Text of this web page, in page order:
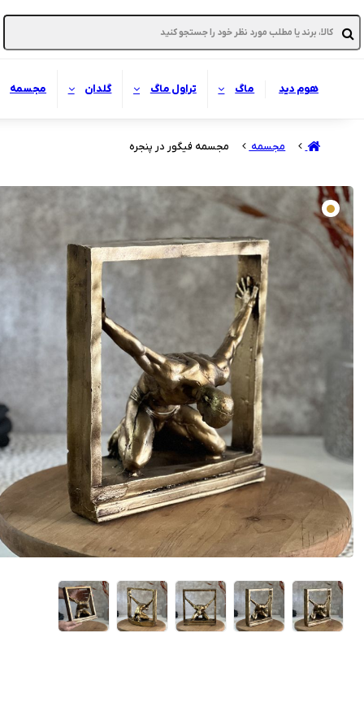
هوم دید ماگ تراول ماگ گلدان مجسمه
مجسمه مجسمه فیگور در پنجره